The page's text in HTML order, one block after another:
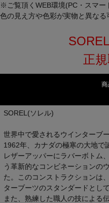
※ご覧頂くWEB環境(PC・スマー
色の見え方や色彩が実物と異なる
正
商
SOREL(ソレル)
世界中で愛されるウインターブ
1962年、カナダの極寒の大地で
レザーアッパーにラバーボトム
う革新的なコンビネーションの
た。このコンストラクションは
ターブーツのスタンダードとし
また、熟練した職人の技による